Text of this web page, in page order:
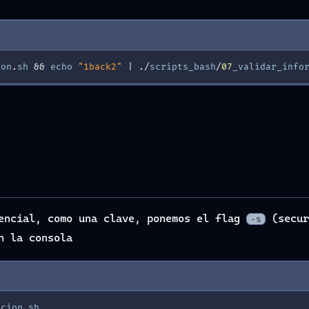
. sh && echo "1back2" ./scripts_bash/07
como una clave, ponemos el flag -s
la consola